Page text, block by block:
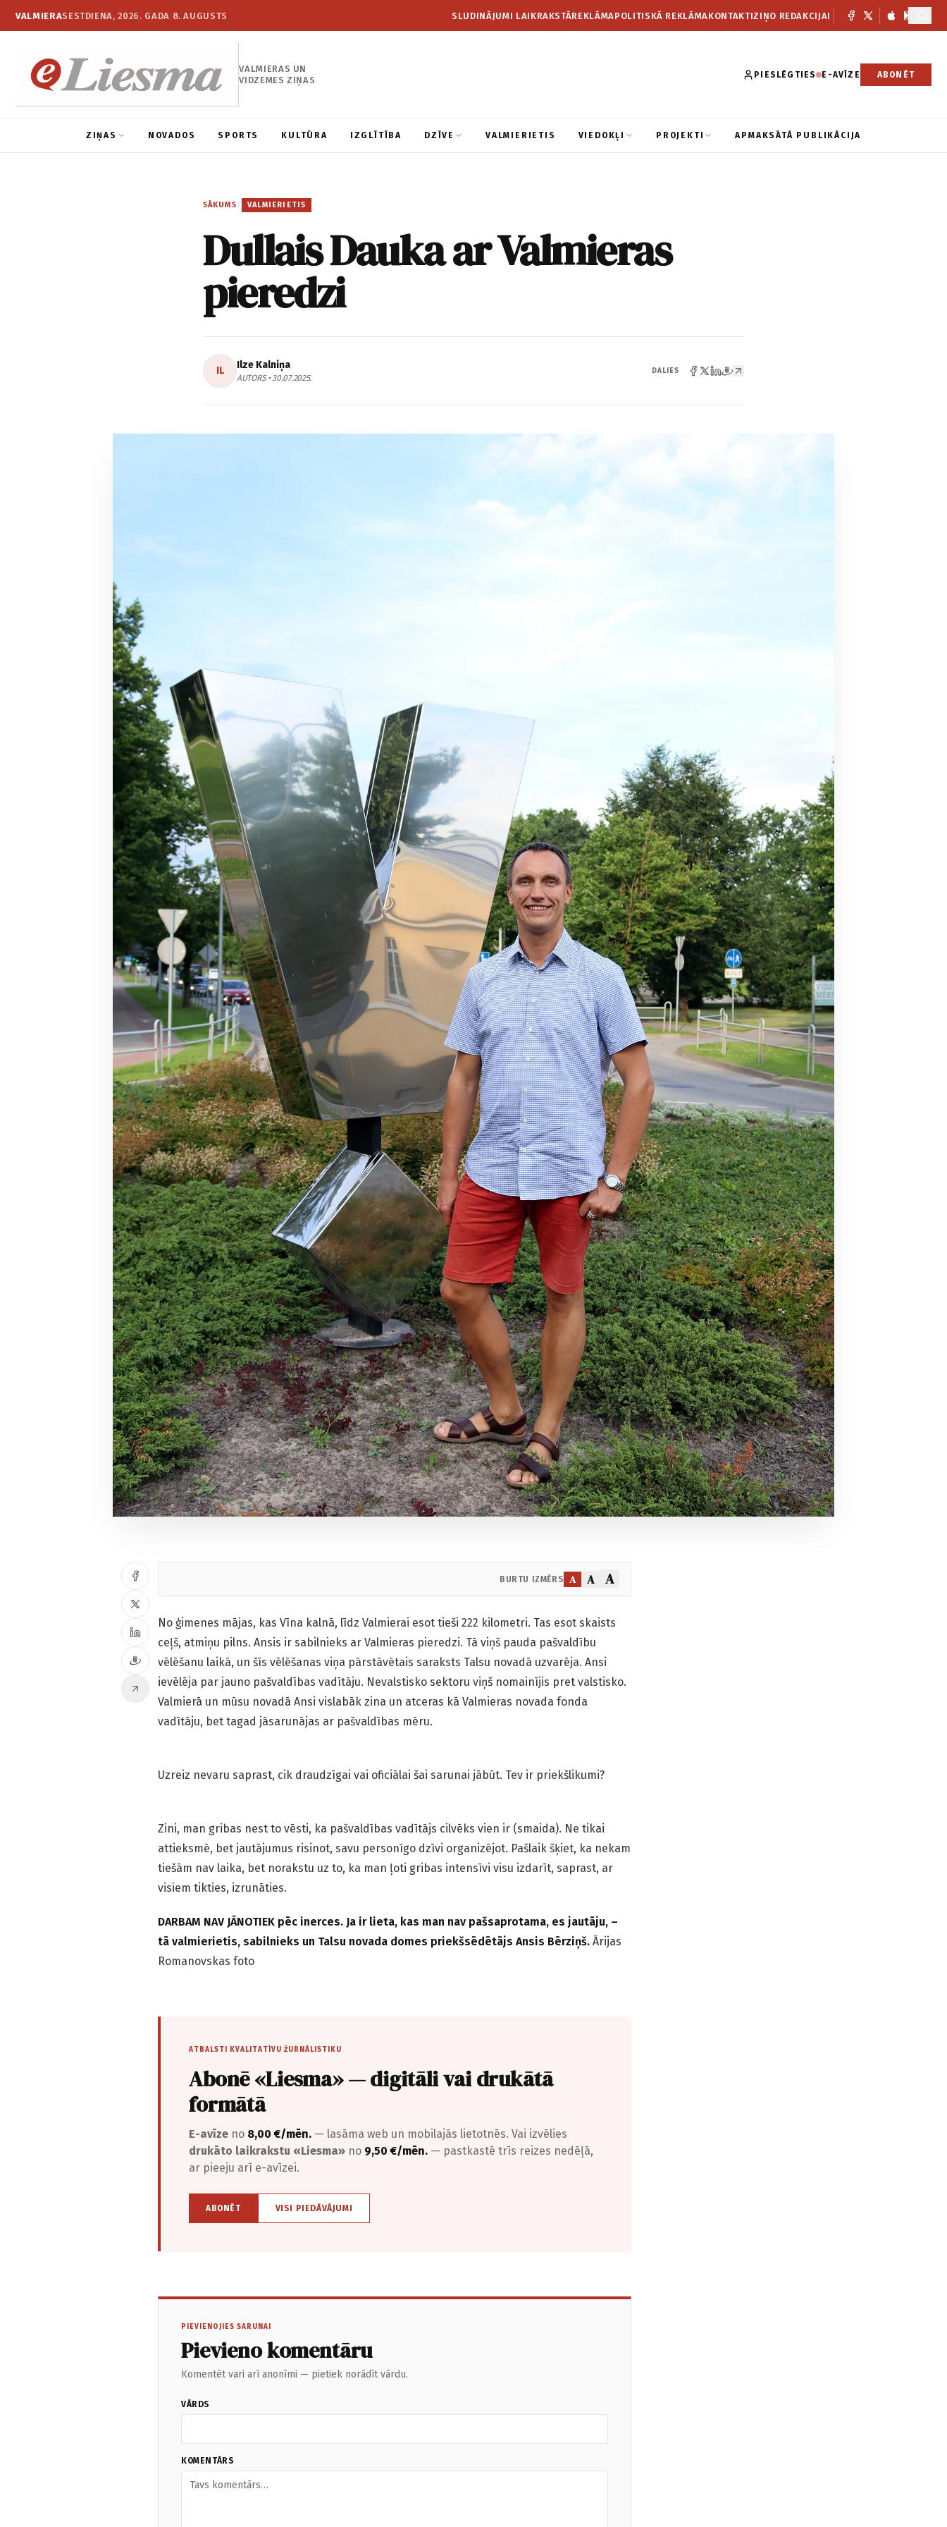
VALMIERASESTDIENA, 2026. GADA 8. AUGUSTS SLUDINĀJUMI LAIKRAKSTĀREKLĀMAPOLITISKĀ REKLĀMAKONTAKTIZIŅO REDAKCIJAI
VALMIERAS UN
VIDZEMES ZIŅAS
PIESLĒGTIES E-AVĪZE ABONĒT
ZIŅAS NOVADOS SPORTS KULTŪRA IZGLĪTĪBA DZĪVE VALMIERIETIS VIEDOKĻI PROJEKTI APMAKSĀTĀ PUBLIKĀCIJA
SĀKUMS / VALMIERIETIS
Dullais Dauka ar Valmieras
pieredzi
IL Ilze Kalniņa
AUTORS • 30.07.2025.
DALIES
BURTU IZMĒRS A A A
No ģimenes mājas, kas Vīna kalnā, līdz Valmierai esot tieši 222 kilometri. Tas esot skaists
ceļš, atmiņu pilns. Ansis ir sabilnieks ar Valmieras pieredzi. Tā viņš pauda pašvaldību
vēlēšanu laikā, un šīs vēlēšanas viņa pārstāvētais saraksts Talsu novadā uzvarēja. Ansi
ievēlēja par jauno pašvaldības vadītāju. Nevalstisko sektoru viņš nomainījis pret valstisko.
Valmierā un mūsu novadā Ansi vislabāk zina un atceras kā Valmieras novada fonda
vadītāju, bet tagad jāsarunājas ar pašvaldības mēru.
Uzreiz nevaru saprast, cik draudzīgai vai oficiālai šai sarunai jābūt. Tev ir priekšlikumi?
Zini, man gribas nest to vēsti, ka pašvaldības vadītājs cilvēks vien ir (smaida). Ne tikai
attieksmē, bet jautājumus risinot, savu personīgo dzīvi organizējot. Pašlaik šķiet, ka nekam
tiešām nav laika, bet norakstu uz to, ka man ļoti gribas intensīvi visu izdarīt, saprast, ar
visiem tikties, izrunāties.
DARBAM NAV JĀNOTIEK pēc inerces. Ja ir lieta, kas man nav pašsaprotama, es jautāju, –
tā valmierietis, sabilnieks un Talsu novada domes priekšsēdētājs Ansis Bērziņš. Ārijas
Romanovskas foto
ATBALSTI KVALITATĪVU ŽURNĀLISTIKU
Abonē «Liesma» — digitāli vai drukātā
formātā
E-avīze no 8,00 €/mēn. — lasāma web un mobilajās lietotnēs. Vai izvēlies
drukāto laikrakstu «Liesma» no 9,50 €/mēn. — pastkastē trīs reizes nedēļā,
ar pieeju arī e-avīzei.
ABONĒT VISI PIEDĀVĀJUMI
PIEVIENOJIES SARUNAI
Pievieno komentāru
Komentēt vari arī anonīmi — pietiek norādīt vārdu.
VĀRDS
KOMENTĀRS